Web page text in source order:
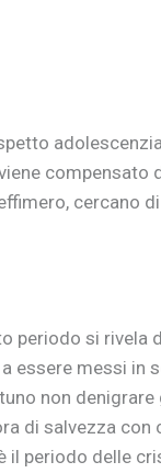
compensato
cercano
periodo si rivela
essere messi in
non
di salvezza
il periodo delle